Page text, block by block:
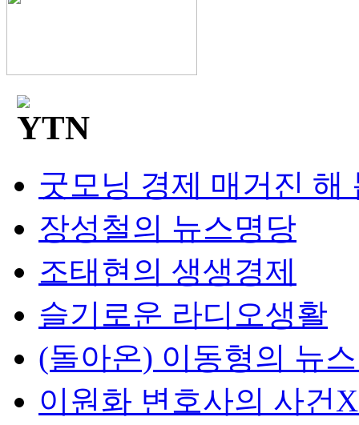
굿모닝 경제 매거진 해
장성철의 뉴스명당
조태현의 생생경제
슬기로운 라디오생활
(돌아온) 이동형의 뉴
이원화 변호사의 사건